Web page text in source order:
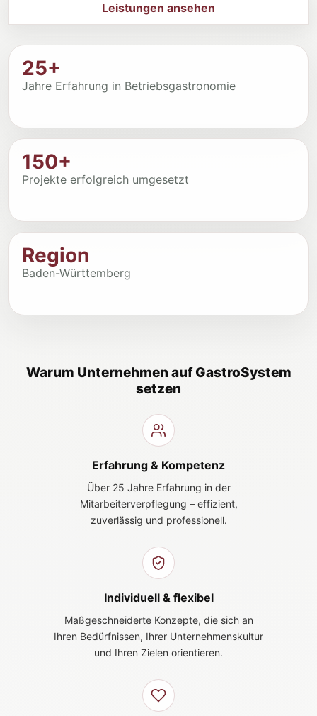
Leistungen ansehen
25+
Jahre Erfahrung in Betriebsgastronomie
150+
Projekte erfolgreich umgesetzt
Region
Baden-Württemberg
Warum Unternehmen auf GastroSystem
setzen
Erfahrung & Kompetenz
Über 25 Jahre Erfahrung in der
Mitarbeiterverpflegung – effizient,
zuverlässig und professionell.
Individuell & flexibel
Maßgeschneiderte Konzepte, die sich an
Ihren Bedürfnissen, Ihrer Unternehmenskultur
und Ihren Zielen orientieren.